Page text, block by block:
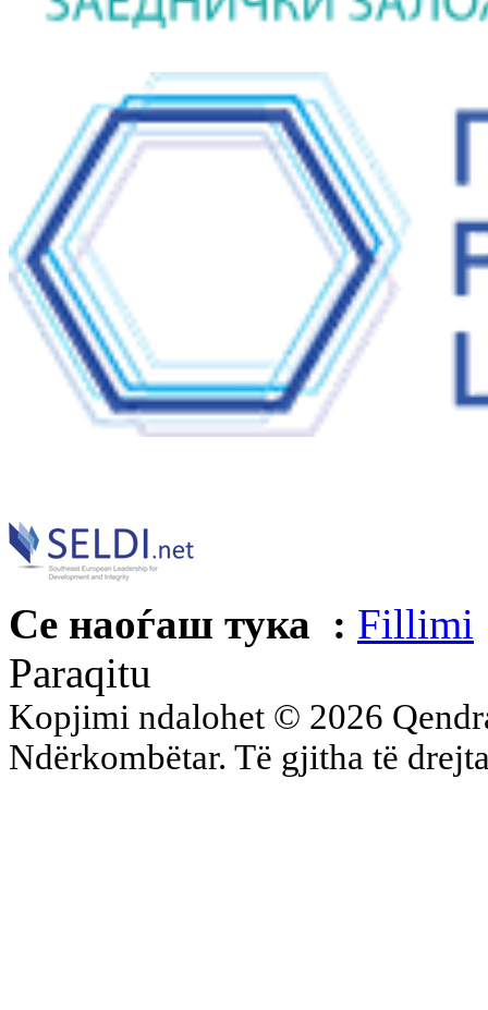
Се наоѓаш тука : Fillimi
Paraqitu
Kopjimi ndalohet © 2026
Ndërkombëtar. Të gjitha të